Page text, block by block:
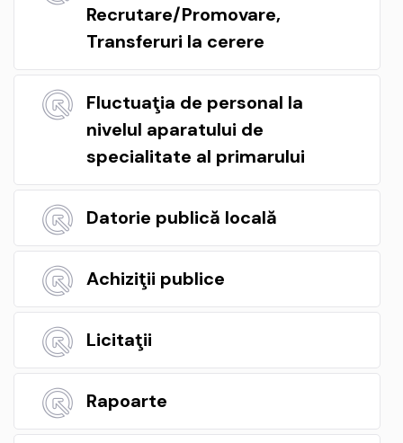
Recrutare/Promovare,
Transferuri la cerere
Fluctuaţia de personal la
nivelul aparatului de
specialitate al primarului
Datorie publică locală
Achiziţii publice
Licitaţii
Rapoarte